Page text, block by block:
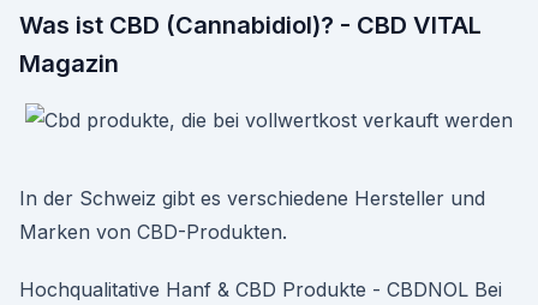
Was ist CBD (Cannabidiol)? - CBD VITAL
Magazin
In der Schweiz gibt es verschiedene Hersteller und
Marken von CBD-Produkten.
Hochqualitative Hanf & CBD Produkte - CBDNOL Bei